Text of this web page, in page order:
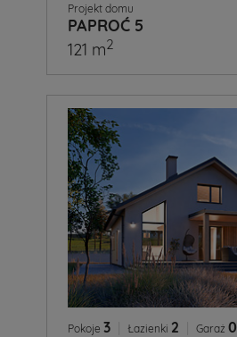
Projekt domu
PAPROĆ 5
121 m2
Pokoje 3 Łazienki 2 Garaż 0